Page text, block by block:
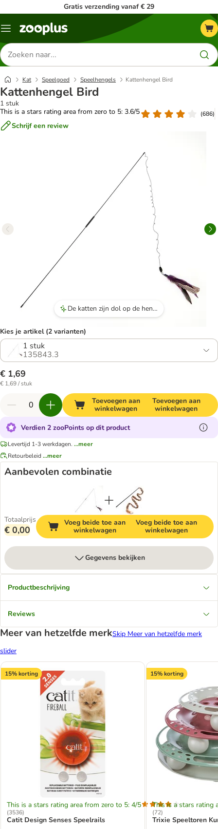
Gratis verzending vanaf € 29
Menu
Zoeken
naar
producten
Kat Speelgoed Speelhengels Kattenhengel Bird
Kattenhengel Bird
1 stuk
This is a stars rating area from zero to 5: 3.6/5
(686)
Schrijf een review
De katten zijn dol op de hengel en zien het als een prooi, wat zorgt voor veel speelplezier.
Kies je artikel (2 varianten)
1 stuk
135843.3
€ 1,69
€ 1,69 / stuk
Toevoegen aan
winkelwagen
Toevoegen aan
winkelwagen
Verdien 2 zooPoints op dit product
Levertijd 1-3 werkdagen. ...meer
Retourbeleid ...meer
Aanbevolen combinatie
Totaalprijs
€ 0,00
Voeg beide toe aan
winkelwagen
Voeg beide toe aan
winkelwagen
Gegevens bekijken
Productbeschrijving
Reviews
Meer van hetzelfde merkSkip Meer van hetzelfde merk
slider
15% korting
This is a stars rating area from zero to 5: 4/5
(3536)
Catit Design Senses Speelrails
15% korting
This is a stars rating
(72)
Trixie Speeltoren